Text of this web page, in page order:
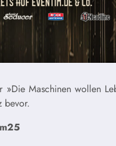
Maschinen wollen
bevor.